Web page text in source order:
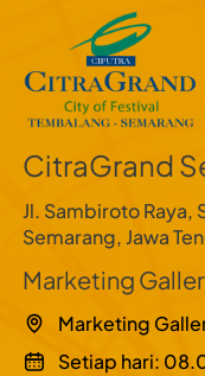
CitraGrand
Jl. Sambiroto Raya,
Semarang, Jawa
Marketing
Marketing
Setiap hari: